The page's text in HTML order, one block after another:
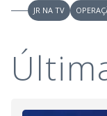
JR NA TV